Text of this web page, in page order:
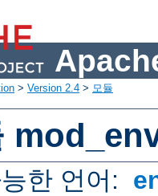
> Version 2.4 > 모듈
한 언어: